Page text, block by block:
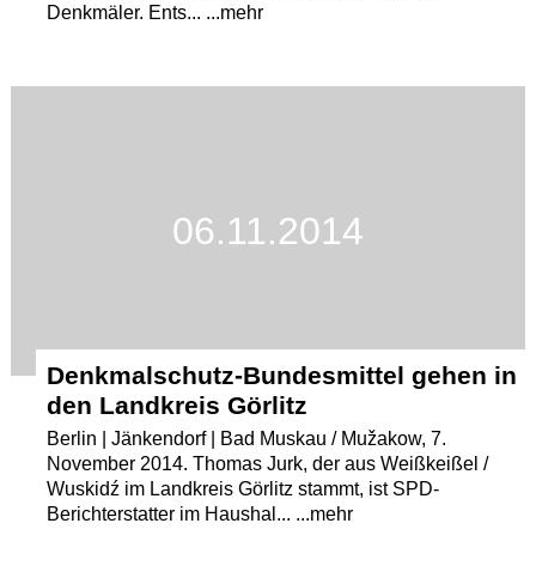
Denkmäler. Ents... ...mehr
06.11.2014
Denkmalschutz-Bundesmittel gehen in
den Landkreis Görlitz
Berlin | Jänkendorf | Bad Muskau / Mužakow, 7.
November 2014. Thomas Jurk, der aus Weißkeißel /
Wuskidź im Landkreis Görlitz stammt, ist SPD-
Berichterstatter im Haushal... ...mehr